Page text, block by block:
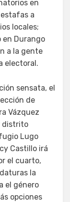
en
a
locales;
en Durango
a la gente
electoral.
sensata, el
de
Vázquez
distrito
Lugo
Castillo irá
el cuarto,
la
el género
opciones